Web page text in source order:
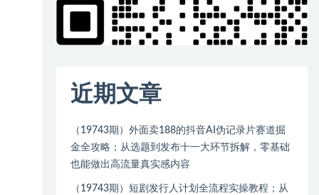
近期文章
（19743期）外面卖188的抖音AI伪记录片赛道掘
金全攻略；从选题到发布十一大环节拆解，零基础
也能做出高流量真实感内容
（19743期）短剧发行人计划全流程实操教程；从